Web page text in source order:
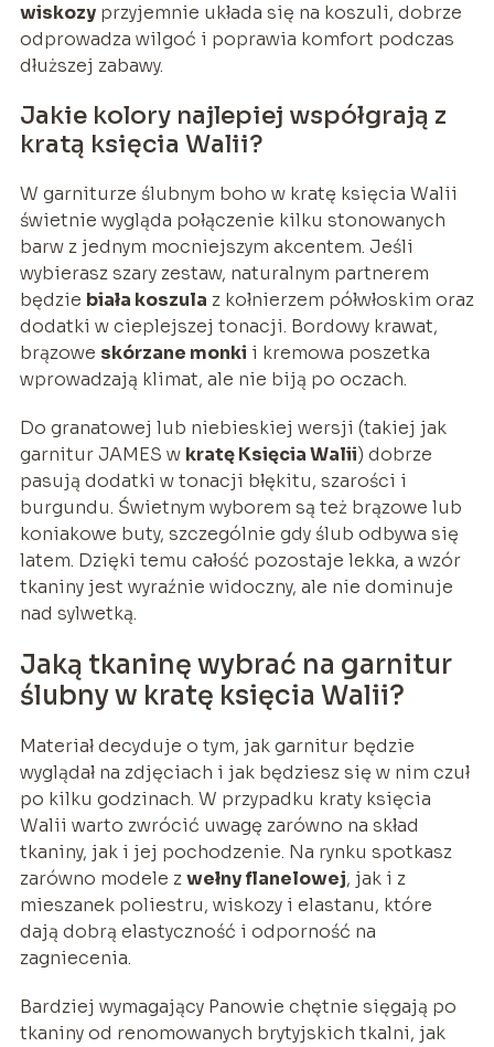
wiskozyprzyjemnie układa się na koszuli, dobrze
odprowadza wilgoć i poprawia komfort podczas
dłuższej zabawy.
Jakie kolory najlepiej współgrają z
kratą księcia Walii?
W garniturze ślubnym boho w kratę księcia Walii
świetnie wygląda połączenie kilku stonowanych
barw z jednym mocniejszym akcentem. Jeśli
wybierasz szary zestaw, naturalnym partnerem
będzie biała koszula z kołnierzem półwłoskim oraz
dodatki w cieplejszej tonacji. Bordowy krawat,
brązowe skórzane monki i kremowa poszetka
wprowadzają klimat, ale nie biją po oczach.
Do granatowej lub niebieskiej wersji (takiej jak
garnitur JAMES w kratę Księcia Walii) dobrze
pasują dodatki w tonacji błękitu, szarości i
burgundu. Świetnym wyborem są też brązowe lub
koniakowe buty, szczególnie gdy ślub odbywa się
latem. Dzięki temu całość pozostaje lekka, a wzór
tkaniny jest wyraźnie widoczny, ale nie dominuje
nad sylwetką.
Jaką tkaninę wybrać na garnitur
ślubny w kratę księcia Walii?
Materiał decyduje o tym, jak garnitur będzie
wyglądał na zdjęciach i jak będziesz się w nim czuł
po kilku godzinach. W przypadku kraty księcia
Walii warto zwrócić uwagę zarówno na skład
tkaniny, jak i jej pochodzenie. Na rynku spotkasz
zarówno modele zwełny flanelowej, jak i z
mieszanek poliestru, wiskozy i elastanu, które
dają dobrą elastyczność i odporność na
zagniecenia.
Bardziej wymagający Panowie chętnie sięgają po
tkaniny od renomowanych brytyjskich tkalni, jak